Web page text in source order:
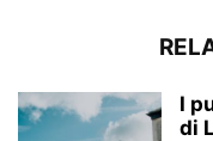
I
di